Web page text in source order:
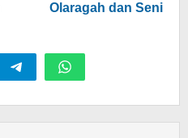
Olaragah dan Seni